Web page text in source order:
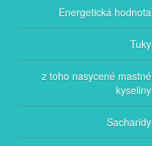
Energetická hodnota
Tuky
z toho nasycené mastné
kyseliny
Sacharidy